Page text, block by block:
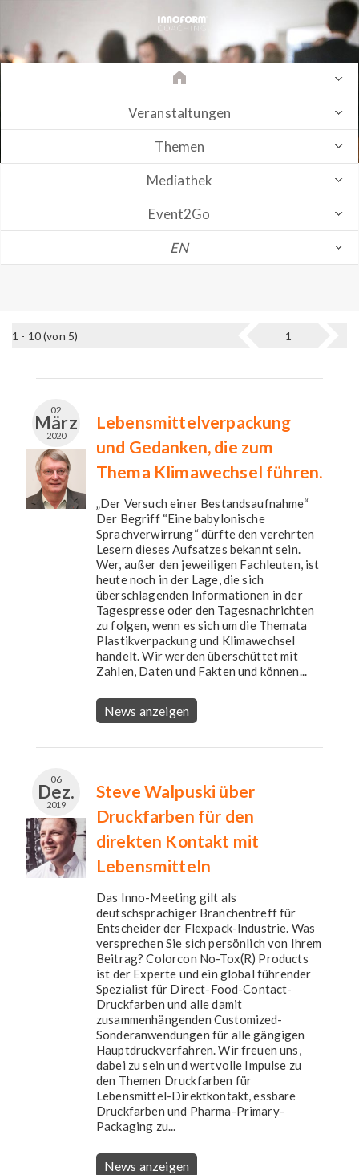
Veranstaltungen
Themen
Mediathek
Event2Go
EN
1 - 10 (von 5) 1
02
März
2020
Lebensmittelverpackung
und Gedanken, die zum
Thema Klimawechsel führen.
„Der Versuch einer Bestandsaufnahme“
Der Begriff “Eine babylonische
Sprachverwirrung“ dürfte den verehrten
Lesern dieses Aufsatzes bekannt sein.
Wer, außer den jeweiligen Fachleuten, ist
heute noch in der Lage, die sich
überschlagenden Informationen in der
Tagespresse oder den Tagesnachrichten
zu folgen, wenn es sich um die Themata
Plastikverpackung und Klimawechsel
handelt. Wir werden überschüttet mit
Zahlen, Daten und Fakten und können...
News anzeigen
06
Dez.
2019
Steve Walpuski über
Druckfarben für den
direkten Kontakt mit
Lebensmitteln
Das Inno-Meeting gilt als
deutschsprachiger Branchentreff für
Entscheider der Flexpack-Industrie. Was
versprechen Sie sich persönlich von Ihrem
Beitrag? Colorcon No-Tox(R) Products
ist der Experte und ein global führender
Spezialist für Direct-Food-Contact-
Druckfarben und alle damit
zusammenhängenden Customized-
Sonderanwendungen für alle gängigen
Hauptdruckverfahren. Wir freuen uns,
dabei zu sein und wertvolle Impulse zu
den Themen Druckfarben für
Lebensmittel-Direktkontakt, essbare
Druckfarben und Pharma-Primary-
Packaging zu...
News anzeigen